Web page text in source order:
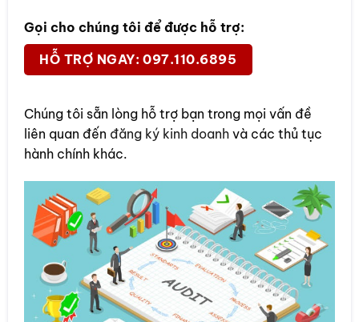
Gọi cho chúng tôi để được hỗ trợ:
HỖ TRỢ NGAY: 097.110.6895
Chúng tôi sẵn lòng hỗ trợ bạn trong mọi vấn đề
liên quan đến đăng ký kinh doanhvà các thủ tục
hành chính khác.